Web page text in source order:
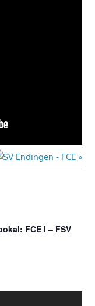
FCE I – FSV